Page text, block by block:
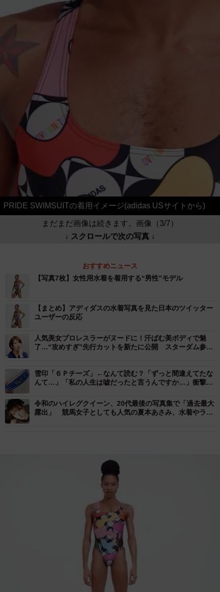
PRIDE SWIMSUITの着用イメージ(adidas USサイトから)
まだまだ画像は続きます。画像（3/7）
↓ スクロールで次の写真 ↓
おすすめニュース
【写真7枚】女性用水着を着用する“男性”モデル
【まとめ】アディダスの水着写真を見た日本のツイッター
ユーザーの反応
人気美女プロレスラーがヌードに！汗ばむ美ボディで魅
了…“攻めすぎ”先行カットを新たに公開 スターダム参戦
雪印「６Ｐチーズ」←なんて読む？「ずっと間違えてたな
んて…」「私の人生は嘘だったと言うんですか…」衝撃広
令和のハイレグクイーン、20代最後の写真集で「過去最大
露出」 競馬女子としても人気の夏本あさみ、水着やラン